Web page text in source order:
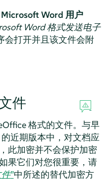
Word 用户
Word 格式发送电子
会打开并且该文件会附
件
格式的文件。与早
近期版本中，对文档应
此加密并不会保护加密
果它们对您很重要，请
”中所述的替代加密方